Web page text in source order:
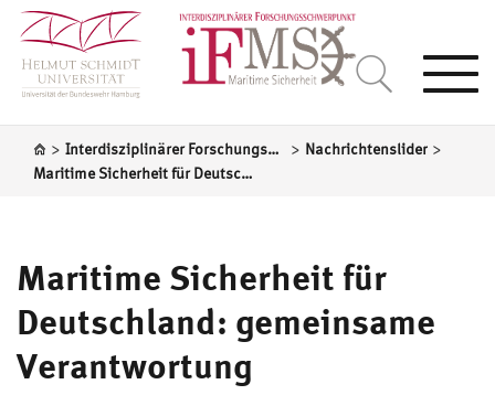
> Interdisziplinärer Forschungsschwerpunkt Maritime Sicherheit > Nachrichtenslider >
Maritime Sicherheit für Deutschland: gemeinsame Verantwortung
Maritime Sicherheit für
Deutschland: gemeinsame
Verantwortung